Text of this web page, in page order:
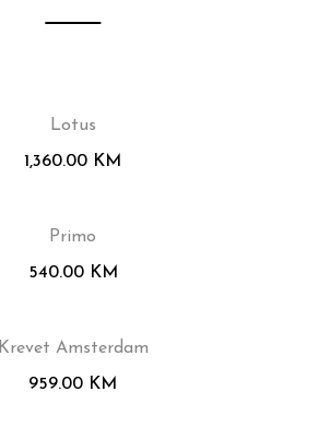
Lotus
1,360.00 KM
Primo
540.00 KM
Krevet Amsterdam
959.00 KM